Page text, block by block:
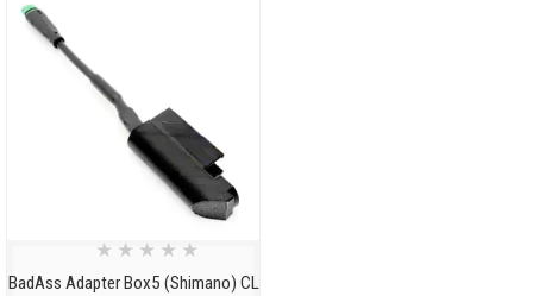
BadAss Adapter Box5 (Shimano) CL
★ ★ ★ ★ ★